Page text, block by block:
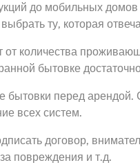
до мобильных
ту, которая
от количества
бытовке
бытовки перед арендой.
всех систем.
договор,
повреждения и т.д.